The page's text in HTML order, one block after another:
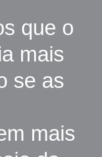
que o
mais
se as
mais